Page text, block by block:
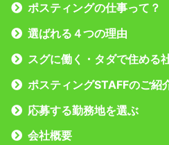
ポスティングの仕事って？
選ばれる４つの理由
スグに働く・タダで住める
ポスティングSTAFFのご紹
応募する勤務地を選ぶ
会社概要